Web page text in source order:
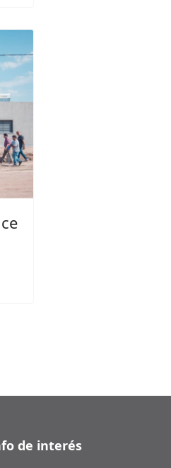
de interés